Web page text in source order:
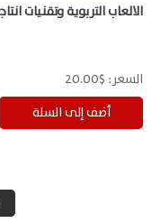
الالعاب التربوية وتقنيات
السعر: $20.00